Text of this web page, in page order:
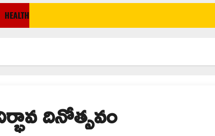
HEALTH
దినోత్సవం